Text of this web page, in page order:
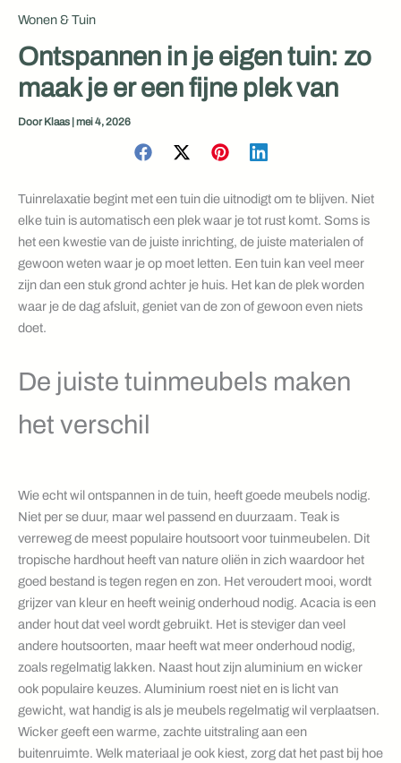
Wonen & Tuin
Ontspannen in je eigen tuin: zo
maak je er een fijne plek van
DoorKlaas mei 4, 2026
Tuinrelaxatie begint met een tuin die uitnodigt om te blijven. Niet
elke tuin is automatisch een plek waar je tot rust komt. Soms is
het een kwestie van de juiste inrichting, de juiste materialen of
gewoon weten waar je op moet letten. Een tuin kan veel meer
zijn dan een stuk grond achter je huis. Het kan de plek worden
waar je de dag afsluit, geniet van de zon of gewoon even niets
doet.
De juiste tuinmeubels maken
het verschil
Wie echt wil ontspannen in de tuin, heeft goede meubels nodig.
Niet per se duur, maar wel passend en duurzaam. Teak is
verreweg de meest populaire houtsoort voor tuinmeubelen. Dit
tropische hardhout heeft van nature oliën in zich waardoor het
goed bestand is tegen regen en zon. Het veroudert mooi, wordt
grijzer van kleur en heeft weinig onderhoud nodig. Acacia is een
ander hout dat veel wordt gebruikt. Het is steviger dan veel
andere houtsoorten, maar heeft wat meer onderhoud nodig,
zoals regelmatig lakken. Naast hout zijn aluminium en wicker
ook populaire keuzes. Aluminium roest niet en is licht van
gewicht, wat handig is als je meubels regelmatig wil verplaatsen.
Wicker geeft een warme, zachte uitstraling aan een
buitenruimte. Welk materiaal je ook kiest, zorg dat het past bij hoe